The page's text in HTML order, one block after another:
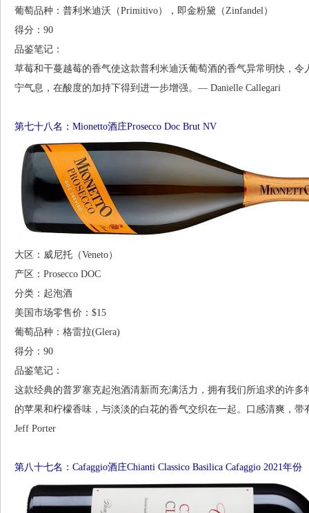
葡萄品种：普利米迪沃（Primitivo），即金粉黛（Zinfandel）
得分：90
品鉴笔记：
草莓和干蔓越莓的香气使这款普利米迪沃葡萄酒的香气异常明快，
宁气息，在酸度的加持下得到进一步增强。— Danielle Callegari
第七十八名：Mionetto酒庄Prosecco Doc Brut NV
大区：威尼托（Veneto）
产区：Prosecco DOC
分类：起泡酒
美国市场零售价：$15
葡萄品种：格雷拉(Glera)
得分：90
品鉴笔记：
这款经典的普罗塞克起泡酒清新而充满活力，拥有我们所追求的许
的苹果和柠檬香味，与淡淡的白花的香气交织在一起。口感清爽，
Jeff Porter
第八十七名：Cafaggio酒庄Chianti Classico Basilica Cafaggio 2021年份